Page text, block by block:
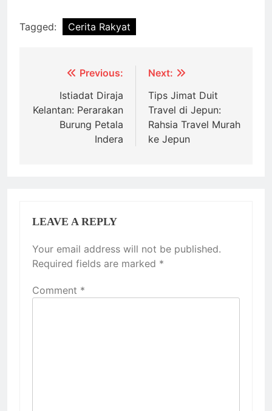
Tagged: Cerita Rakyat
navigation
Previous:
Istiadat Diraja
Kelantan: Perarakan
Burung Petala
Indera
Next:
Tips Jimat Duit
Travel di Jepun:
Rahsia Travel Murah
ke Jepun
LEAVE A REPLY
Your email address will not be published.
Required fields are marked *
Comment *